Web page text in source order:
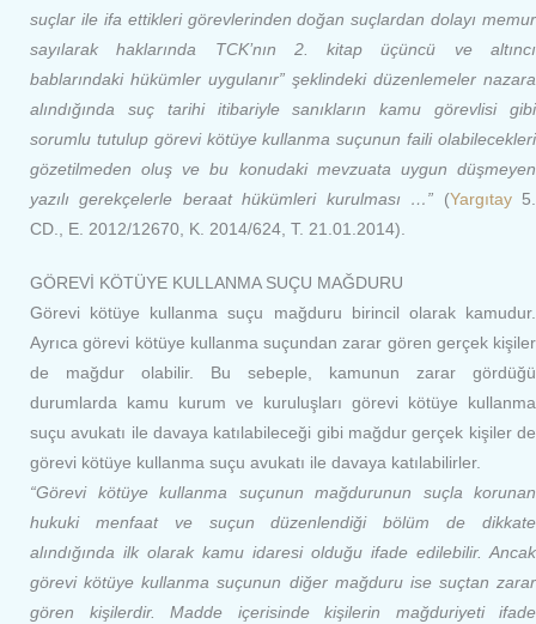
suçlar ile ifa ettikleri görevlerinden doğan suçlardan dolayı memur
sayılarak haklarında TCK’nın 2. kitap üçüncü ve altıncı
bablarındaki hükümler uygulanır” şeklindeki düzenlemeler nazara
alındığında suç tarihi itibariyle sanıkların kamu görevlisi gibi
sorumlu tutulup görevi kötüye kullanma suçunun faili olabilecekleri
gözetilmeden oluş ve bu konudaki mevzuata uygun düşmeyen
yazılı gerekçelerle beraat hükümleri kurulması …” (Yargıtay5.
CD., E. 2012/12670, K. 2014/624, T. 21.01.2014).
GÖREVİ KÖTÜYE KULLANMA SUÇU MAĞDURU
Görevi kötüye kullanma suçu mağduru birincil olarak kamudur.
Ayrıca görevi kötüye kullanma suçundan zarar gören gerçek kişiler
de mağdur olabilir. Bu sebeple, kamunun zarar gördüğü
durumlarda kamu kurum ve kuruluşları görevi kötüye kullanma
suçu avukatı ile davaya katılabileceği gibi mağdur gerçek kişiler de
görevi kötüye kullanma suçu avukatı ile davaya katılabilirler.
“Görevi kötüye kullanma suçunun mağdurunun suçla korunan
hukuki menfaat ve suçun düzenlendiği bölüm de dikkate
alındığında ilk olarak kamu idaresi olduğu ifade edilebilir. Ancak
görevi kötüye kullanma suçunun diğer mağduru ise suçtan zarar
gören kişilerdir. Madde içerisinde kişilerin mağduriyeti ifade